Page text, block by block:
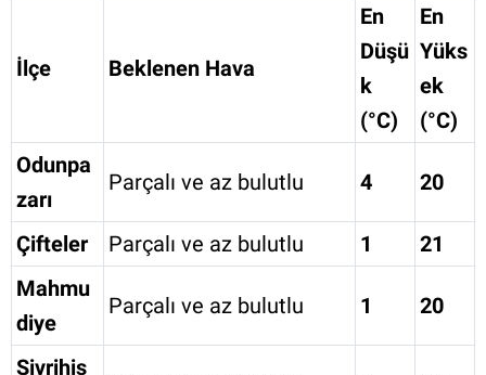
İlçe Beklenen Hava
En
Düşü
k
(°C)
En
Yüks
ek
(°C)
Odunpa
zarı
Parçalı ve az bulutlu 4 20
Çifteler Parçalı ve az bulutlu 1
21
Mahmu
diye
Parçalı ve az bulutlu 1 20
Sivrihis